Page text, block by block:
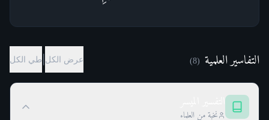
التفاسير العلمية (
8
) عرض الكل طي الكل
نخبة من العلماء